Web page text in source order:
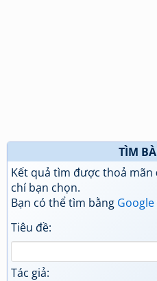
TÌM
Kết quả tìm được thoả mãn
chí bạn chọn.
Bạn có thể tìm bằng
Tiêu đề:
Tác giả: